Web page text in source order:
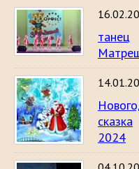
танец
сказка
2024